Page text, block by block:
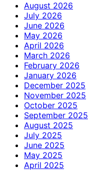
August 2026
July 2026
June 2026
May 2026
April 2026
March 2026
February 2026
January 2026
December 2025
November 2025
October 2025
September 2025
August 2025
July 2025
June 2025
May 2025
April 2025